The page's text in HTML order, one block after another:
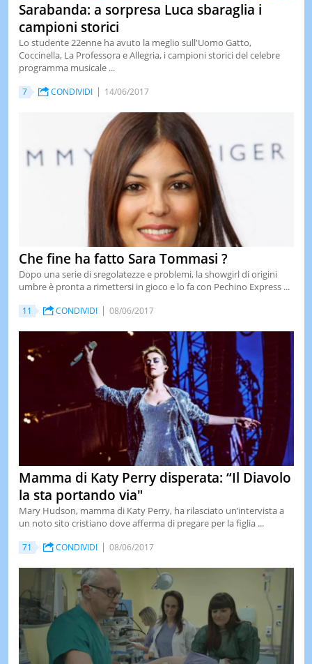
Sarabanda: a sorpresa Luca sbaraglia i
campioni storici
Lo studente 22enne ha avuto la meglio sull'Uomo Gatto,
Coccinella, La Professora e Allegria, i campioni storici del celebre
programma musicale ...
7 CONDIVIDI 14/06/2017
Che fine ha fatto Sara Tommasi ?
Dopo una serie di sregolatezze e problemi, la showgirl di origini
umbre è pronta a rimettersi in gioco e lo fa con Pechino Express ...
11 CONDIVIDI 08/06/2017
Mamma di Katy Perry disperata: “Il Diavolo
la sta portando via"
Mary Hudson, mamma di Katy Perry, ha rilasciato un’intervista a
un noto sito cristiano dove afferma di pregare per la figlia ...
71 CONDIVIDI 08/06/2017